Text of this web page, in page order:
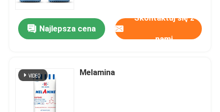
Najlepsza cena
Skontaktuj się z
nami
Melamina